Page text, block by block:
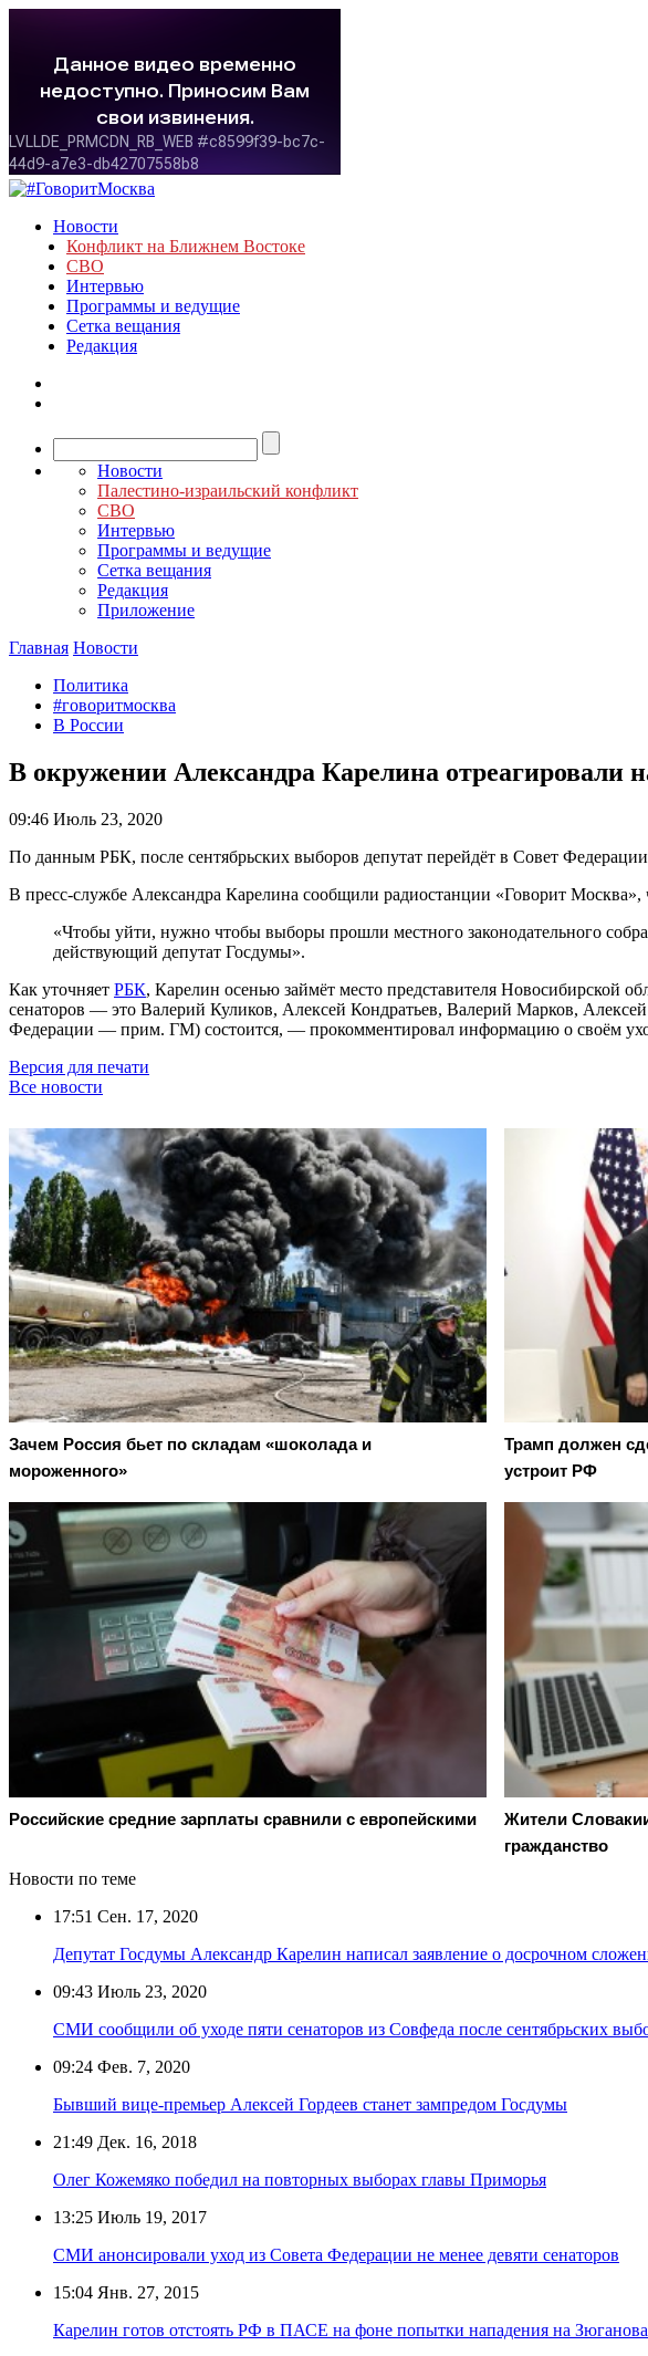
Новости
Конфликт на Ближнем Востоке
СВО
Интервью
Программы и ведущие
Сетка вещания
Редакция
Новости
Палестино-израильский конфликт
СВО
Интервью
Программы и ведущие
Сетка вещания
Редакция
Приложение
Главная Новости
Политика
#говоритмосква
В России
В окружении Александра Карелина отреагировали
09:46 Июль 23, 2020
По данным РБК, после сентябрьских выборов депутат перейдёт в Совет
В пресс-службе Александра Карелина сообщили радиостанции «Говорит Москва»,
«Чтобы уйти, нужно чтобы выборы прошли местного законодательного
действующий депутат Госдумы».
Как уточняет РБК, Карелин осенью займёт место представителя Новосибирской
сенаторов — это Валерий Куликов, Алексей Кондратьев, Валерий Марков,
Федерации — прим. ГМ) состоится, — прокомментировал информацию о своём
Версия для печати
Все новости
Зачем Россия бьет по складам «шоколада и
мороженного»
Трамп должен
устроит РФ
Российские средние зарплаты сравнили с европейскими
Жители
гражданство
Новости по теме
17:51 Сен. 17, 2020
Депутат Госдумы Александр Карелин написал заявление о досрочном
09:43 Июль 23, 2020
СМИ сообщили об уходе пяти сенаторов из Совфеда после сентябрьских
09:24 Фев. 7, 2020
Бывший вице-премьер Алексей Гордеев станет зампредом Госдумы
21:49 Дек. 16, 2018
Олег Кожемяко победил на повторных выборах главы Приморья
13:25 Июль 19, 2017
СМИ анонсировали уход из Совета Федерации не менее девяти сенаторов
15:04 Янв. 27, 2015
Карелин готов отстоять РФ в ПАСЕ на фоне попытки нападения на Зюганова